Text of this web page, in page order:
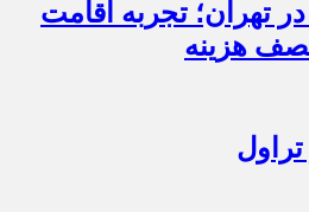
تهران؛ تجربه اقامت
هزینه
تراول